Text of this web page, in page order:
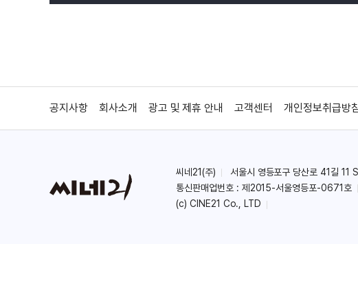
공지사항 회사소개 광고 및 제휴 안내 고객센터 개인정보취급방
씨네21(주) 서울시 영등포구 당산로 41길 11
통신판매업번호 : 제2015-서울영등포-0671호
(c) CINE21 Co., LTD